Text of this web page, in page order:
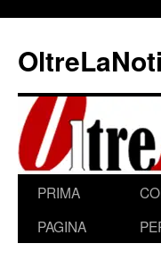
contenuto
PRIMA
PAGINA